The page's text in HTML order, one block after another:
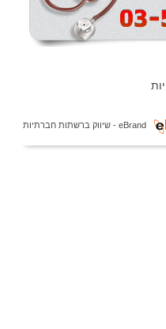
eBrand - שיווק ברשתות חברתיות